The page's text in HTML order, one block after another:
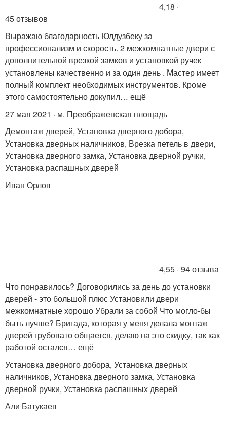
4,18 ·
45 отзывов
Выражаю благодарность Юлдузбеку за
профессионализм и скорость. 2 межкомнатные двери с
дополнительной врезкой замков и установкой ручек
установлены качественно и за один день . Мастер имеет
полный комплект необходимых инструментов. Кроме
этого самостоятельно докупил… ещё
27 мая 2021 · м. Преображенская площадь
Демонтаж дверей, Установка дверного добора,
Установка дверных наличников, Врезка петель в двери,
Установка дверного замка, Установка дверной ручки,
Установка распашных дверей
Иван Орлов
4,55 · 94 отзыва
Что понравилось? Договорились за день до установки
дверей - это большой плюс Установили двери
межкомнатные хорошо Убрали за собой Что могло-бы
быть лучше? Бригада, которая у меня делала монтаж
дверей грубовато общается, делаю на это скидку, так как
работой остался… ещё
Установка дверного добора, Установка дверных
наличников, Установка дверного замка, Установка
дверной ручки, Установка распашных дверей
Али Батукаев